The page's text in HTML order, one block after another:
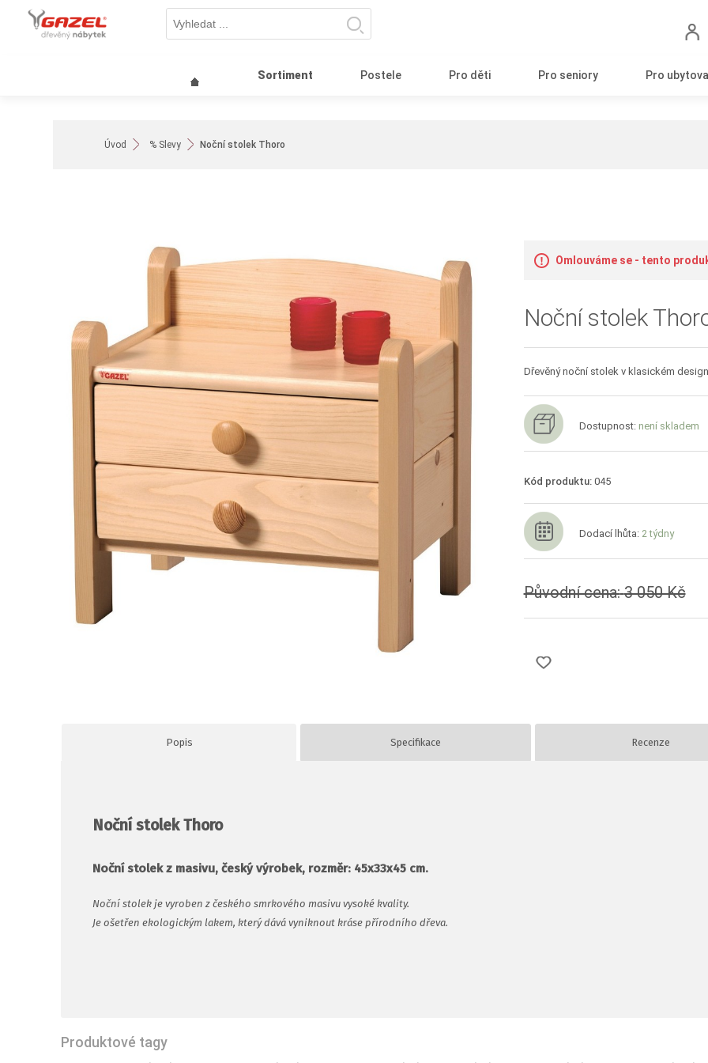
Sortiment Postele Pro děti Pro seniory Pro
Úvod % Slevy Noční stolek Thoro
Omlouváme se - tento
Noční stolek
Dřevěný noční stolek v klasickém
Dostupnost: není skladem
Kód produktu: 045
Dodací lhůta: 2 týdny
Původní cena: 3 050 Kč
Popis Specifikace Recenze
Noční stolek Thoro
Noční stolek z masivu, český výrobek, rozměr: 45x33x45 cm.
Noční stolek je vyroben z českého smrkového masivu vysoké kvality.
Je ošetřen ekologickým lakem, který dává vyniknout kráse přírodního dřeva.
Produktové tagy